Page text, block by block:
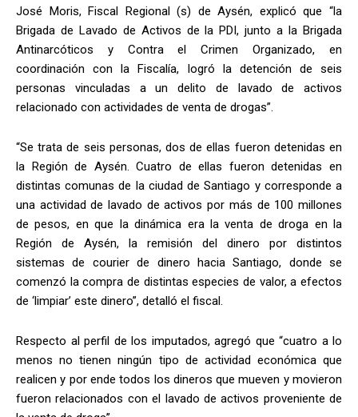
José Moris, Fiscal Regional (s) de Aysén, explicó que “la
Brigada de Lavado de Activos de la PDI, junto a la Brigada
Antinarcóticos y Contra el Crimen Organizado, en
coordinación con la Fiscalía, logró la detención de seis
personas vinculadas a un delito de lavado de activos
relacionado con actividades de venta de drogas”.
“Se trata de seis personas, dos de ellas fueron detenidas en
la Región de Aysén. Cuatro de ellas fueron detenidas en
distintas comunas de la ciudad de Santiago y corresponde a
una actividad de lavado de activos por más de 100 millones
de pesos, en que la dinámica era la venta de droga en la
Región de Aysén, la remisión del dinero por distintos
sistemas de courier de dinero hacia Santiago, donde se
comenzó la compra de distintas especies de valor, a efectos
de ‘limpiar’ este dinero”, detalló el fiscal.
Respecto al perfil de los imputados, agregó que “cuatro a lo
menos no tienen ningún tipo de actividad económica que
realicen y por ende todos los dineros que mueven y movieron
fueron relacionados con el lavado de activos proveniente de